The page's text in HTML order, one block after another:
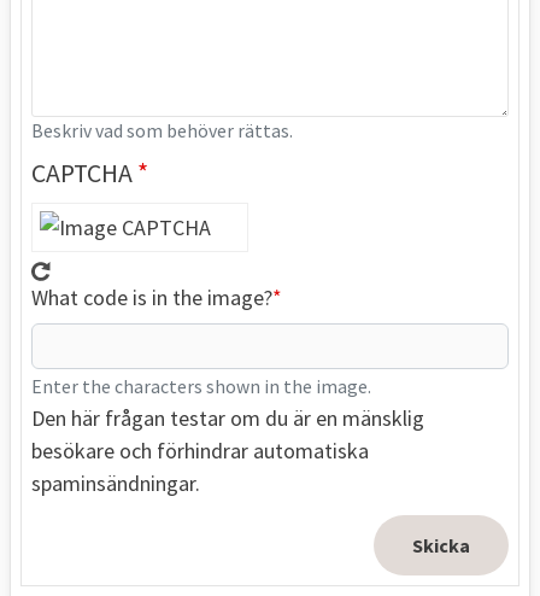
Beskriv vad som behöver rättas.
CAPTCHA
What code is in the image?
Enter the characters shown in the image.
Den här frågan testar om du är en mänsklig
besökare och förhindrar automatiska
spaminsändningar.